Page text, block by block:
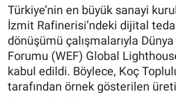
Türkiye’nin en büyük sanayi
İzmit Rafinerisi’ndeki dijital
dönüşümü çalışmalarıyla
Forumu (WEF) Global
kabul edildi. Böylece, Koç
tarafından örnek gösterilen
EndüstriST
Enerjisini Üreten Fabrikalar
Endüstri 4.0 Uygulamaları